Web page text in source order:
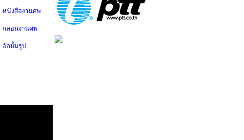
หนังสืองานศพ
กลอนงานศพ
อัลบั้มรูป